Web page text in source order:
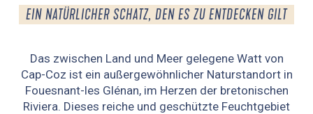
EIN NATÜRLICHER SCHATZ, DEN ES ZU ENTDECKEN GILT
Das zwischen Land und Meer gelegene Watt von
Cap-Coz ist ein außergewöhnlicher Naturstandort in
Fouesnant-les Glénan, im Herzen der bretonischen
Riviera. Dieses reiche und geschützte Feuchtgebiet